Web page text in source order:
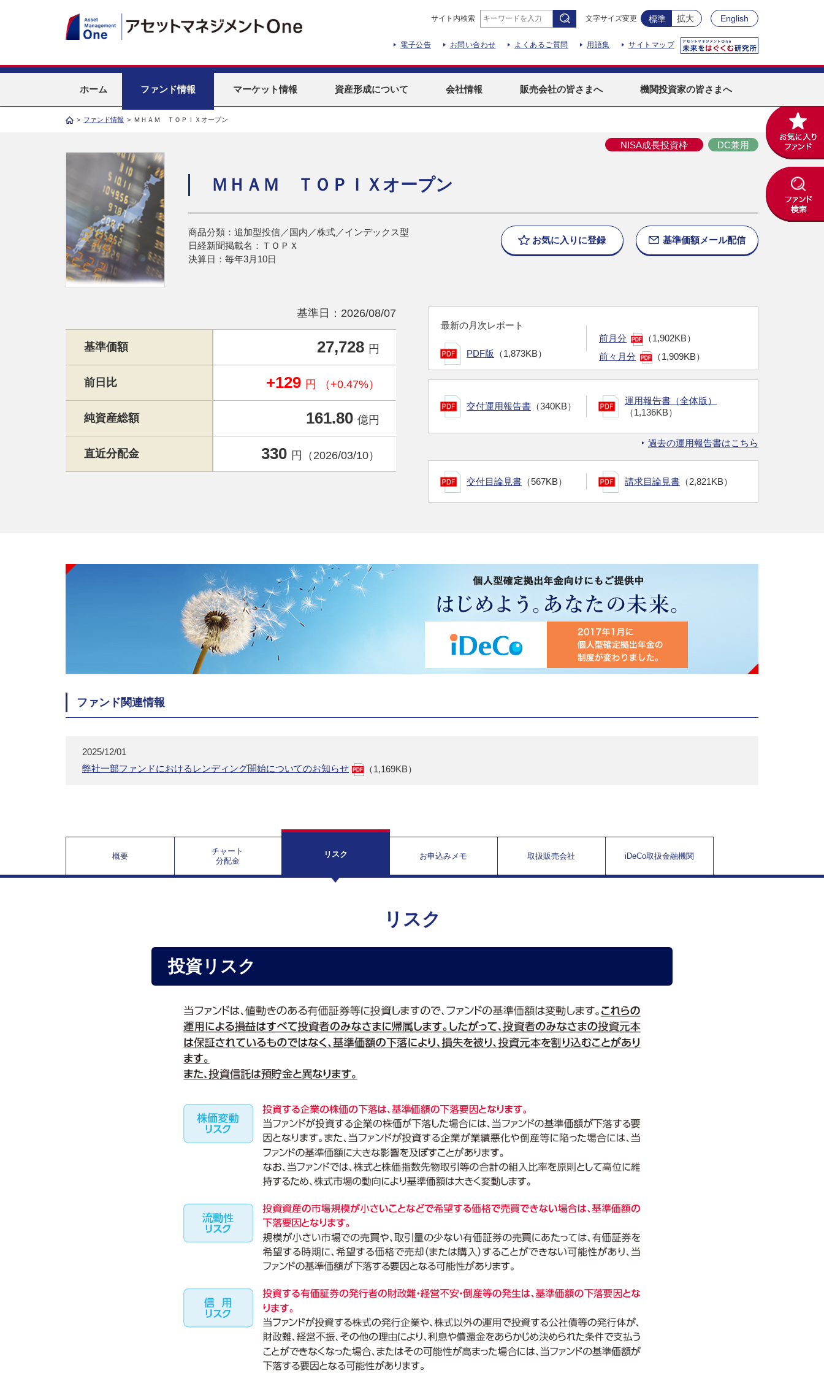
サイト内検索 文字サイズ変更 標準 拡大 English
電子公告 お問い合わせ よくあるご質問 用語集 サイトマップ
ホーム ファンド情報 マーケット情報 資産形成について 会社情報 販売会社の皆さまへ 機関投資家の皆さまへ
> ファンド情報 > ＭＨＡＭ ＴＯＰＩＸオープン
NISA成長投資枠 DC兼用
ＭＨＡＭ ＴＯＰＩＸオープン
商品分類：追加型投信／国内／株式／インデックス型
日経新聞掲載名：ＴＯＰＸ
決算日：毎年3月10日
お気に入りに登録 基準価額メール配信
基準日：2026/08/07
基準価額 27,728 円
前日比 +129 円 （+0.47%）
純資産総額 161.80 億円
直近分配金 330 円（2026/03/10）
最新の月次レポート
PDF版 （1,873KB）
前月分
（1,902KB）
前々月分
（1,909KB）
交付運用報告書 （340KB）
運用報告書（全体版）
（1,136KB）
過去の運用報告書はこちら
交付目論見書 （567KB） 請求目論見書 （2,821KB）
ファンド関連情報
2025/12/01
弊社一部ファンドにおけるレンディング開始についてのお知らせ
（1,169KB）
概要
チャート
分配金
リスク お申込みメモ 取扱販売会社 iDeCo取扱金融機関
リスク
投資リスク